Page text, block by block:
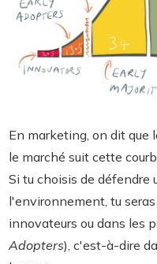
En marketing, on dit que
le marché suit cette
Si tu choisis de défendre
l'environnement, tu
innovateurs ou dans les
Adopters), c'est-à-dire